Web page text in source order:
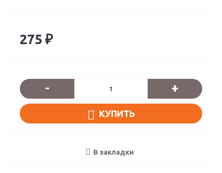
275 ₽
- +
КУПИТЬ
В закладки